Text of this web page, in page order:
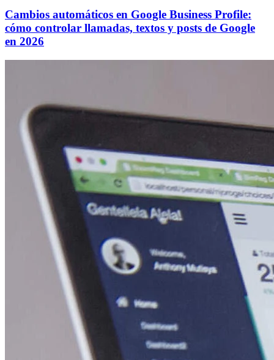
Cambios automáticos en Google Business Profile:
cómo controlar llamadas, textos y posts de Google
en 2026